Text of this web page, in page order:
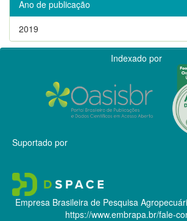
Ano de publicação
2019
Indexado por
Suportado por
Empresa Brasileira de Pesquisa
https://www.embrapa.br/fale-